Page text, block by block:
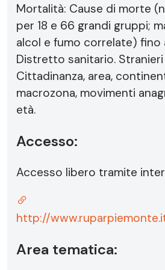
Mortalità: Cause di morte
per 18 e 66 grandi gruppi;
alcol e fumo correlate) fino
Distretto sanitario.
Cittadinanza, area,
macrozona, movimenti
età.
Accesso:
Accesso libero tramite
http://
Area tematica: